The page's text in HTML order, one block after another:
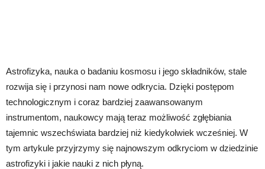
Astrofizyka, nauka o badaniu kosmosu i jego składników, stale
rozwija się i przynosi nam nowe odkrycia. Dzięki postępom
technologicznym i coraz bardziej zaawansowanym
instrumentom, naukowcy mają teraz możliwość zgłębiania
tajemnic wszechświata bardziej niż kiedykolwiek wcześniej. W
tym artykule przyjrzymy się najnowszym odkryciom w dziedzinie
astrofizyki i jakie nauki z nich płyną.